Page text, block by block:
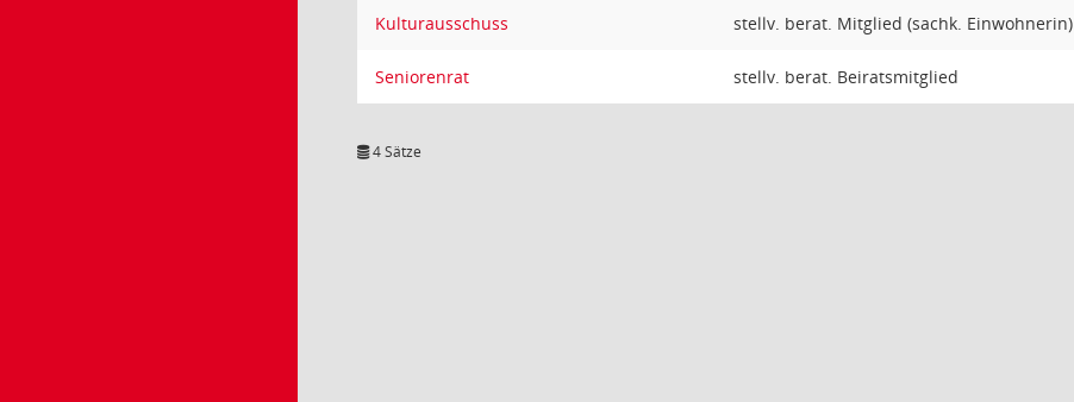
Kulturausschuss stellv. berat. Mitglied (sachk. Einwohnerin)
Seniorenrat stellv. berat. Beiratsmitglied
4 Sätze